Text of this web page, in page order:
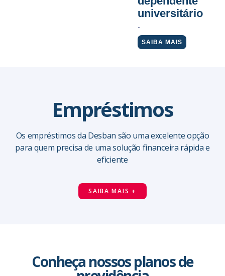
universitário
SAIBA MAIS
Empréstimos
Os empréstimos da Desban são uma excelente opção
para quem precisa de uma solução financeira rápida e
eficiente
SAIBA MAIS +
Conheça nossos planos de